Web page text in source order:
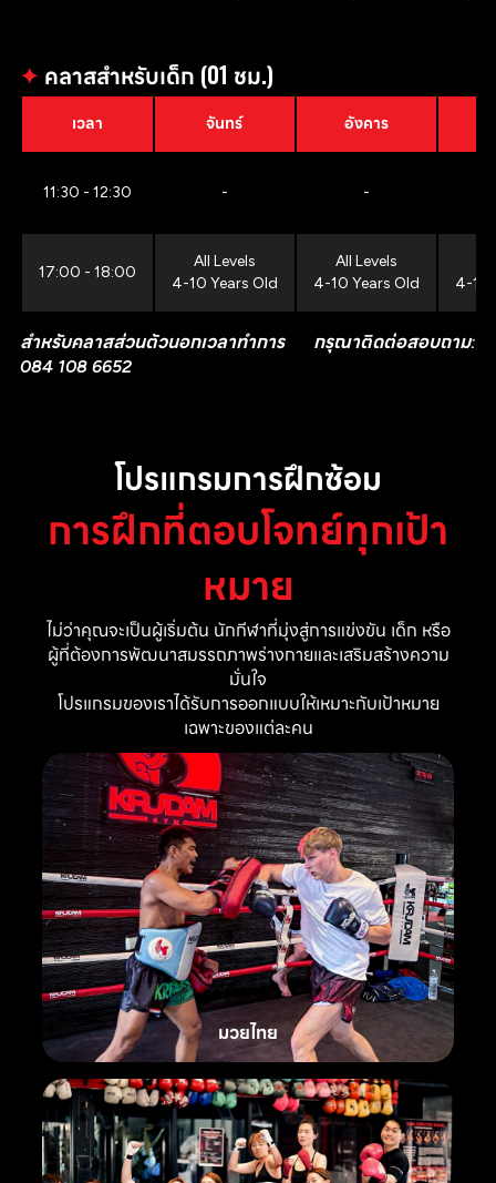
✦ คลาสสำหรับเด็ก (01 ชม.)
เวลา จันทร์ อังคาร
11:30 - 12:30 - -
17:00 - 18:00
All Levels
4-10 Years Old
All Levels
4-10 Years Old
4-10
สำหรับคลาสส่วนตัวนอกเวลาทำการ กรุณาติดต่อสอบถาม:
084 108 6652
โปรแกรมการฝึกซ้อม
การฝึกที่ตอบโจทย์ทุกเป้า
หมาย
ไม่ว่าคุณจะเป็นผู้เริ่มต้น นักกีฬาที่มุ่งสู่การแข่งขัน เด็ก หรือ
ผู้ที่ต้องการพัฒนาสมรรถภาพร่างกายและเสริมสร้างความ
มั่นใจ
โปรแกรมของเราได้รับการออกแบบให้เหมาะกับเป้าหมาย
เฉพาะของแต่ละคน
มวยไทย